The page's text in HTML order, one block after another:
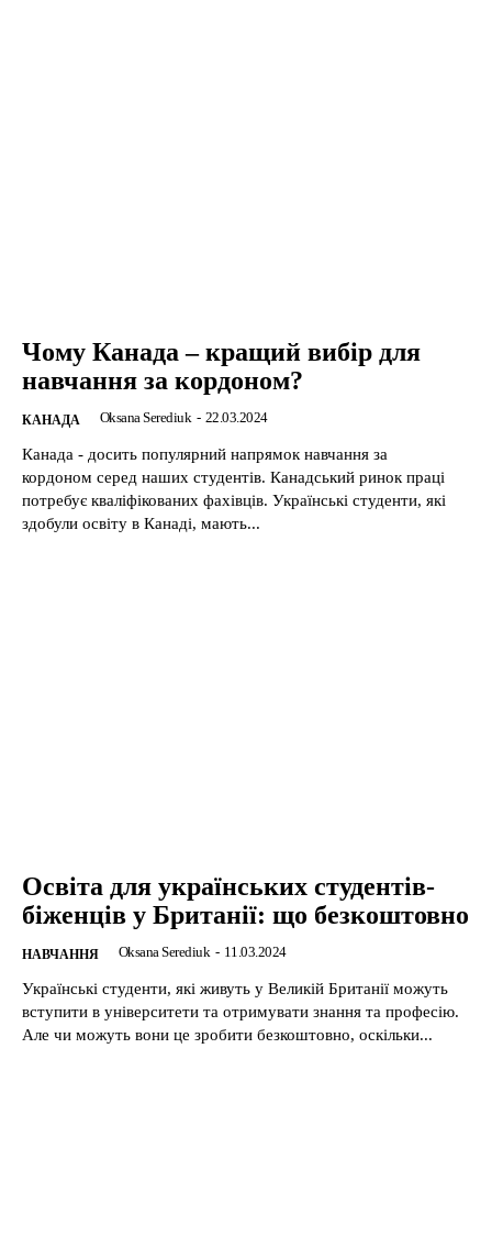
Чому Канада – кращий вибір для
навчання за кордоном?
КАНАДА Oksana Serediuk - 22.03.2024
Канада - досить популярний напрямок навчання за
кордоном серед наших студентів. Канадський ринок праці
потребує кваліфікованих фахівців. Українські студенти, які
здобули освіту в Канаді, мають...
Освіта для українських студентів-
біженців у Британії: що безкоштовно
НАВЧАННЯ Oksana Serediuk - 11.03.2024
Українські студенти, які живуть у Великій Британії можуть
вступити в університети та отримувати знання та професію.
Але чи можуть вони це зробити безкоштовно, оскільки...